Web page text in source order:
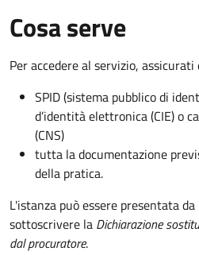
Cosa serve
Per accedere al servizio, assicurati
SPID (sistema pubblico di
d’identità elettronica (CIE) o
(CNS)
tutta la documentazione
della pratica.
L'istanza può essere presentata
sottoscrivere la Dichiarazione
dal procuratore.